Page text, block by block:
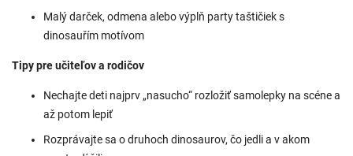
Malý darček, odmena alebo výplň party taštičiek s
dinosauřím motívom
Tipy pre učiteľov a rodičov
Nechajte deti najprv „nasucho“ rozložiť samolepky na scéne a
až potom lepiť
Rozprávajte sa o druhoch dinosaurov, čo jedli a v akom